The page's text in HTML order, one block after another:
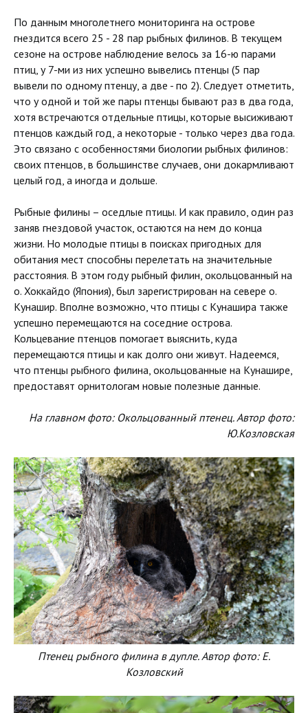
По данным многолетнего мониторинга на острове
гнездится всего 25 - 28 пар рыбных филинов. В текущем
сезоне на острове наблюдение велось за 16-ю парами
птиц, у 7-ми из них успешно вывелись птенцы (5 пар
вывели по одному птенцу, а две - по 2). Следует отметить,
что у одной и той же пары птенцы бывают раз в два года,
хотя встречаются отдельные птицы, которые высиживают
птенцов каждый год, а некоторые - только через два года.
Это связано с особенностями биологии рыбных филинов:
своих птенцов, в большинстве случаев, они докармливают
целый год, а иногда и дольше.
Рыбные филины ­– оседлые птицы. И как правило, один раз
заняв гнездовой участок, остаются на нем до конца
жизни. Но молодые птицы в поисках пригодных для
обитания мест способны перелетать на значительные
расстояния. В этом году рыбный филин, окольцованный на
о. Хоккайдо (Япония), был зарегистрирован на севере о.
Кунашир. Вполне возможно, что птицы с Кунашира также
успешно перемещаются на соседние острова.
Кольцевание птенцов помогает выяснить, куда
перемещаются птицы и как долго они живут. Надеемся,
что птенцы рыбного филина, окольцованные на Кунашире,
предоставят орнитологам новые полезные данные.
На главном фото: Окольцованный птенец. Автор фото:
Ю.Козловская
Птенец рыбного филина в дупле. Автор фото: Е.
Козловский